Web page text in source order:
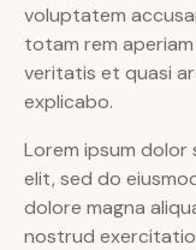
voluptatem
totam rem
veritatis et quasi
explicabo.
Lorem ipsum
elit, sed do
dolore magna
nostrud